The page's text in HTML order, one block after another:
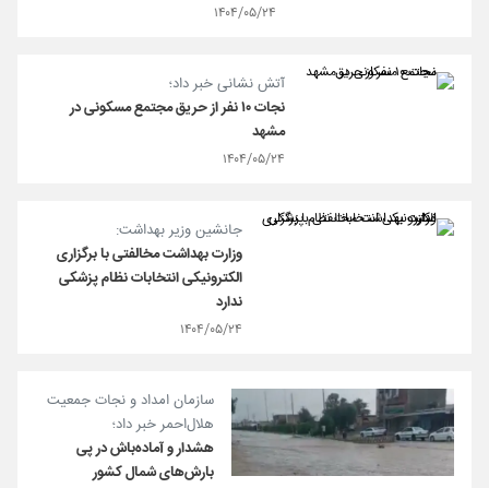
۱۴۰۴/۰۵/۲۴
آتش نشانی خبر داد؛
نجات ۱۰ نفر از حریق مجتمع مسکونی در
مشهد
۱۴۰۴/۰۵/۲۴
جانشین وزیر بهداشت:
وزارت بهداشت مخالفتی با برگزاری
الکترونیکی انتخابات نظام پزشکی
ندارد
۱۴۰۴/۰۵/۲۴
سازمان امداد و نجات جمعیت
هلال‌احمر خبر داد؛
هشدار و آماده‌باش در پی
بارش‌های شمال کشور